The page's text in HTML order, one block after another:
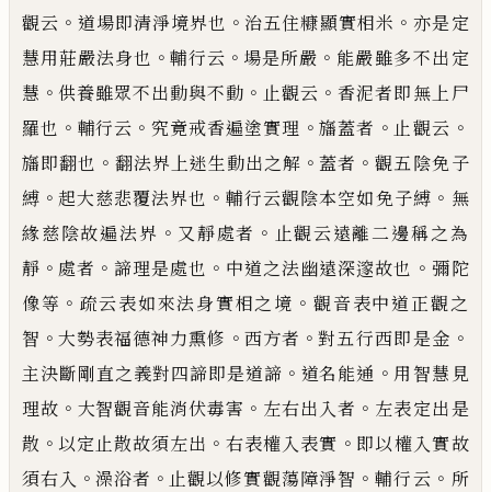
觀云 。 道場即清淨境界也 。 治五住糠顯實相米 。 亦是定
慧用莊嚴法身也 。 輔行云 。 場是所嚴 。 能嚴雖多不出定
慧 。 供養雖眾不出動與不動 。 止觀云 。 香泥者即無 上尸
羅也 。 輔行云 。 究竟戒香遍塗實理 。 旛蓋者 。 止觀云 。
旛即翻也 。 翻法界上迷生動出之解 。 蓋者 。 觀五陰免子
縛 。 起大慈悲覆法界也 。 輔行云觀陰本空如免子縛 。 無
緣慈陰故遍法界 。 又靜處者 。 止觀云遠離二邊稱之為
靜 。 處者 。 諦理是處也 。 中道之法幽遠深𨗉故也 。 彌陀
像等 。 疏云表如來法身實相之境 。 觀音表中道正觀之
智 。 大勢表福德神力熏修 。 西方者 。 對五行西即是金 。
主決斷剛直之義對四諦即是道諦 。 道名能通 。 用智慧見
理故 。 大智觀音能消伏毒害 。 左右出入者 。 左表定出是
散 。 以定止散故須左出 。 右表權入表實 。 即以權入實故
須右入 。 澡浴者 。 止觀以修實觀蕩障淨智 。 輔行云 。 所